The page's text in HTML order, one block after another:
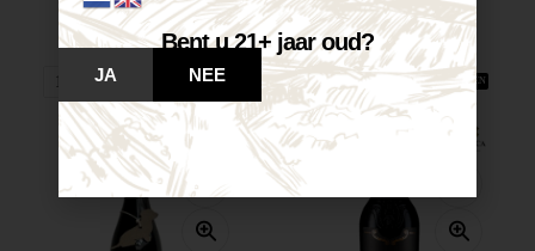
€7,20
Op voorraad
VOEG TOE AAN WINKELWAGEN
7,25
Op voorraad
VOEG TOE AAN WINKELWAGEN
Bent u 21+ jaar oud?
JA NEE